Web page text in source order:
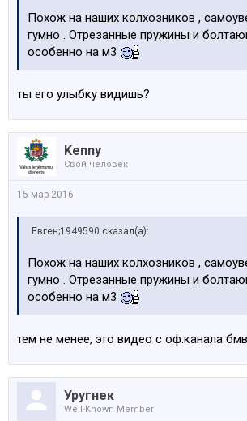
Похож на наших колхозников ,
гумно . Отрезанные пружины и
особенно на м3
ты его улыбку видишь?
Kenny
Свой человек
15 мар 2016
Евген;1949590 сказал(а):
Похож на наших колхозников ,
гумно . Отрезанные пружины и
особенно на м3
тем не менее, это видео с оф.канала
Уругнек
Well-Known Member